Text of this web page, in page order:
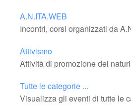
A.N.ITA.WEB
Incontri, corsi organizzati da
Attivismo
Attività di promozione del
Tutte le categorie ...
Visualizza gli eventi di tutte le